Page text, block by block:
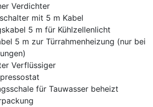
Verdichter
mit 5 m Kabel
5 m für Kühlzellenlicht
5 m zur Türrahmenheizung (nur bei
Verflüssiger
für Tauwasser beheizt